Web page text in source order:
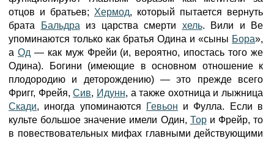
отцов и братьев; Хермод, который пытается вернуть
брата
Бальдра из царства смерти хель. Вили и Be
упоминаются только как братья Одина и «сыны Бора»,
а Од — как муж Фрейи (и, вероятно, ипостась того же
Одина). Богини (имеющие в основном отношение к
плодородию и деторождению) — это прежде всего
Фригг, Фрейя,Сив, Идунн, а также охотница и лыжница
Скади, иногда упоминаются Гевьон и Фулла. Если в
культе большое значение имели Один, Тори Фрейр, то
в повествовательных мифах главными действующими